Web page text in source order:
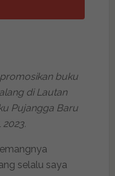
buku
di Lautan
Pujangga Baru
selalu saya